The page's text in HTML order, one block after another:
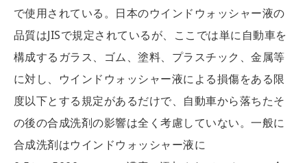
で使用されている。日本のウインドウォッシャー液の
品質はJISで規定されているが、ここでは単に自動車を
構成するガラス、ゴム、塗料、プラスチック、金属等
に対し、ウインドウォッシャー液による損傷をある限
度以下とする規定があるだけで、自動車から落ちたそ
の後の合成洗剤の影響は全く考慮していない。一般に
合成洗剤はウインドウォッシャー液に